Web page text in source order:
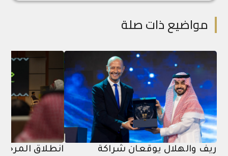
مواضيع ذات صلة
ريف والهلال يوقعان شراكة
انطلاق